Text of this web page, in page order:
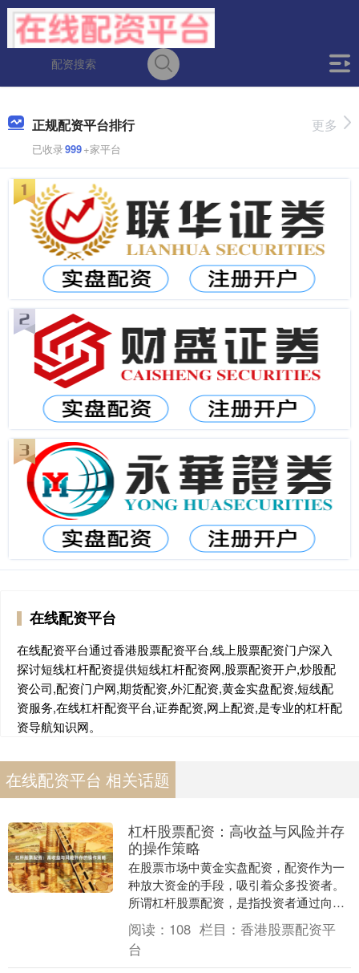
正规配资平台排行
已收录999+家平台
更多
在线配资平台
在线配资平台通过香港股票配资平台,线上股票配资门户深入
探讨短线杠杆配资提供短线杠杆配资网,股票配资开户,炒股配
资公司,配资门户网,期货配资,外汇配资,黄金实盘配资,短线配
资服务,在线杠杆配资平台,证券配资,网上配资,是专业的杠杆配
资导航知识网。
在线配资平台 相关话题
杠杆股票配资：高收益与风险并存
的操作策略
在股票市场中黄金实盘配资，配资作为一
种放大资金的手段，吸引着众多投资者。
所谓杠杆股票配资，是指投资者通过向配
资公司或平台借款，以自有资金作为保证
金，获得数倍于本....
阅读： 108 栏目： 香港股票配资平
台